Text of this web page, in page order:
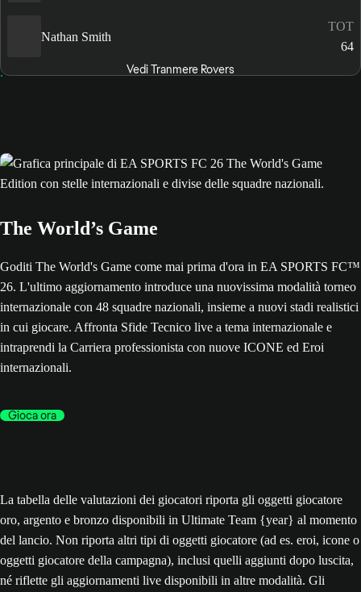
Nathan Smith
TOT
64
Vedi Tranmere Rovers
The World’s Game
Goditi The World's Game come mai prima d'ora in EA SPORTS FC™
26. L'ultimo aggiornamento introduce una nuovissima modalità torneo
internazionale con 48 squadre nazionali, insieme a nuovi stadi realistici
in cui giocare. Affronta Sfide Tecnico live a tema internazionale e
intraprendi la Carriera professionista con nuove ICONE ed Eroi
internazionali.
Gioca ora
La tabella delle valutazioni dei giocatori riporta gli oggetti giocatore
oro, argento e bronzo disponibili in Ultimate Team {year} al momento
del lancio. Non riporta altri tipi di oggetti giocatore (ad es. eroi, icone o
oggetti giocatore della campagna), inclusi quelli aggiunti dopo luscita,
né riflette gli aggiornamenti live disponibili in altre modalità. Gli